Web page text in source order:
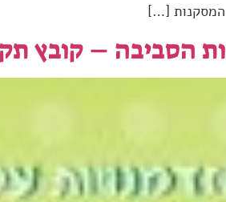
המסקנות […]
הסביבה – קובץ